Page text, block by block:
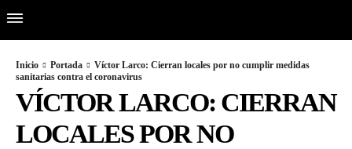
Inicio Portada
Víctor Larco: Cierran locales por no cumplir medidas
sanitarias contra el coronavirus
VÍCTOR LARCO: CIERRAN
LOCALES POR NO